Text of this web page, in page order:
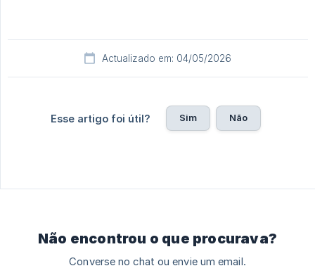
Actualizado em: 04/05/2026
Esse artigo foi útil? Sim Não
Não encontrou o que procurava?
Converse no chat ou envie um email.